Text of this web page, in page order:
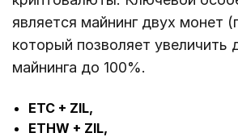
является майнинг двух монет
который позволяет увеличить
майнинга до 100%.
ETC + ZIL,
ETHW + ZIL,